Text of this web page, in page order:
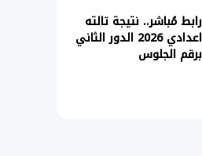
رابط مُباشر.. نتيجة تالته
اعدادي 2026 الدور الثاني
برقم الجلوس